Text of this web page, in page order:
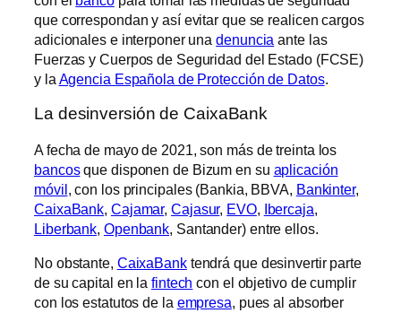
que correspondan y así evitar que se realicen cargos
adicionales e interponer unadenuncia ante las
Fuerzas y Cuerpos de Seguridad del Estado (FCSE)
y la Agencia Española de Protección de Datos.
La desinversión de CaixaBank
A fecha de mayo de 2021, son más de treinta los
bancosque disponen de Bizum en su aplicación
móvil, con los principales (Bankia, BBVA, Bankinter,
CaixaBank, Cajamar,Cajasur, EVO, Ibercaja,
Liberbank, Openbank, Santander) entre ellos.
No obstante, CaixaBanktendrá que desinvertir parte
de su capital en lafintech con el objetivo de cumplir
con los estatutos de la empresa, pues al absorber